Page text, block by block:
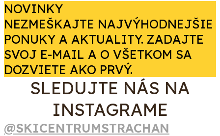
NOVINKY
NEZMEŠKAJTE NAJVÝHODNEJŠIE
PONUKY A AKTUALITY. ZADAJTE
SVOJ E-MAIL A O VŠETKOM SA
DOZVIETE AKO PRVÝ.
SLEDUJTE NÁS NA
INSTAGRAME
@SKICENTRUMSTRACHAN